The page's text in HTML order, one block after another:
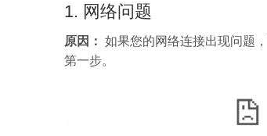
1. 网络问题
原因： 如果您的网络连接出现问题
第一步。